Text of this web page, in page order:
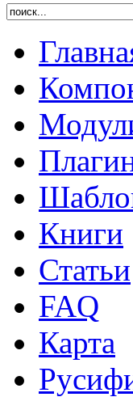
Книги
Статьи
FAQ
Карта